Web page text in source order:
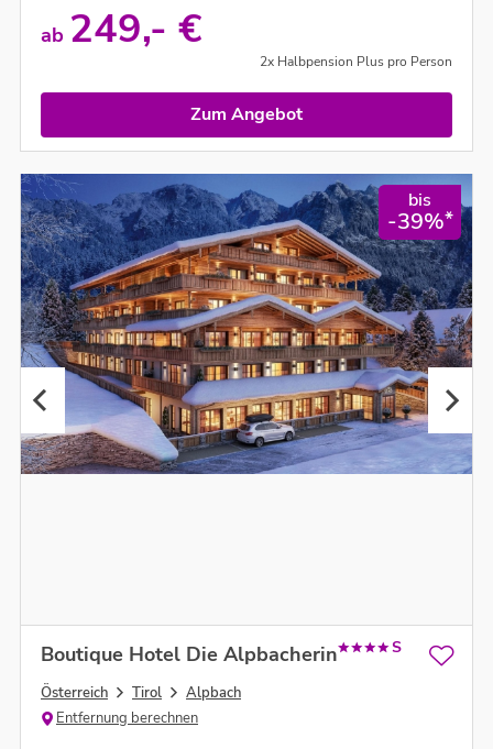
ab 249,- €
2x Halbpension Plus pro Person
Zum Angebot
bis
-39%*
Boutique Hotel Die Alpbacherin S
Österreich Tirol
Alpbach
Entfernung berechnen